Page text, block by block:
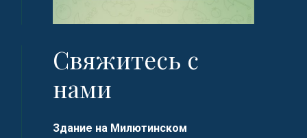
Свяжитесь с
нами
Здание на Милютинском